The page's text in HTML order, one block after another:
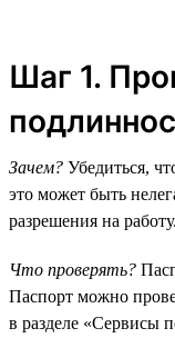
Шаг 1.
Зачем? Убедиться,
это может быть
разрешения на работу.
Что проверять?
Паспорт можно
в разделе «Сервисы